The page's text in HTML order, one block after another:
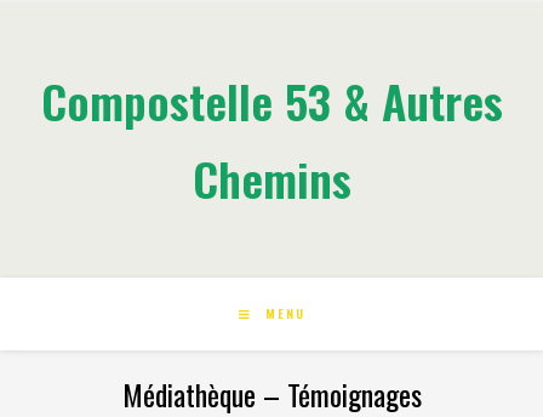
Compostelle 53 & Autres
Chemins
MENU
Médiathèque – Témoignages